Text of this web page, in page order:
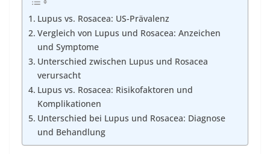
Lupus vs. Rosacea: US-Prävalenz
Vergleich von Lupus und Rosacea: Anzeichen
und Symptome
Unterschied zwischen Lupus und Rosacea
verursacht
Lupus vs. Rosacea: Risikofaktoren und
Komplikationen
Unterschied bei Lupus und Rosacea: Diagnose
und Behandlung